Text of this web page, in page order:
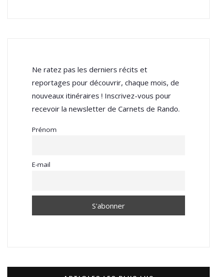
Ne ratez pas les derniers récits et
reportages pour découvrir, chaque mois, de
nouveaux itinéraires ! Inscrivez-vous pour
recevoir la newsletter de Carnets de Rando.
Prénom
E-mail